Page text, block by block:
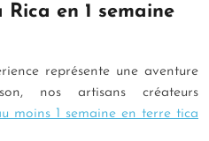
en 1 semaine
représente une aventure
nos artisans créateurs
moins 1 semaine en terre tica